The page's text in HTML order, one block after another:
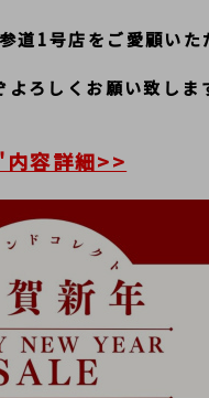
道1号店をご愛顧いた
ろしくお願い致しま
容詳細>>